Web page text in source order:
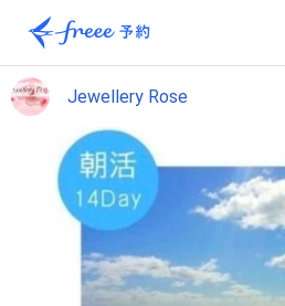
Jewellery Rose